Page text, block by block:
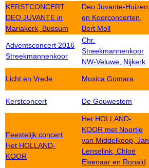
KERSTCONCERT
DEO JUVANTE in
Mariakerk, Bussum
Deo Juvante-Huizen
en Koorconcerten,
Bert Moll
Adventsconcert 2016
Streekmannenkoor
Chr.
Streekmannenkoor
NW-Veluwe, Nijkerk
Licht en Vrede Musica Gomara
Kerstconcert De Gouwestem
Feestelijk concert
Het HOLLAND-
KOOR
Het HOLLAND-
KOOR met Noortje
van Middelkoop, Jan
Lenselink, Chloë
Elsenaar en Ronald